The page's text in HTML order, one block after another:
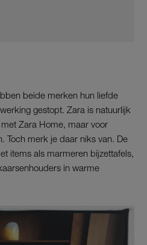
beide merken hun liefde
gestopt. Zara is natuurlijk
Zara Home, maar voor
Toch merk je daar niks van. De
items als marmeren bijzettafels,
in warme